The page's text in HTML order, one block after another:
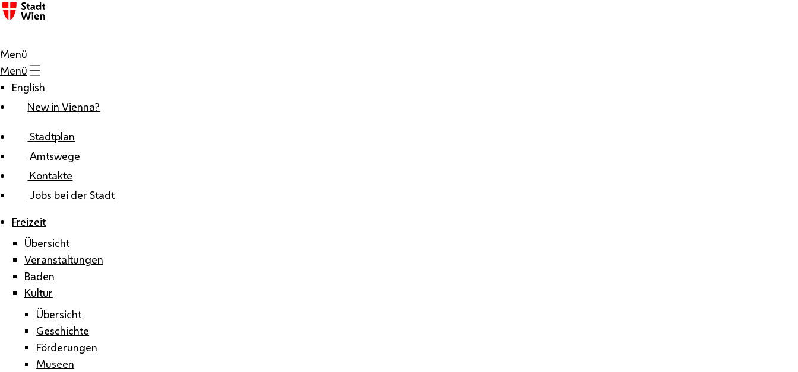
Zum Inhalt
Menü
Menü
English
New in Vienna?
Stadtplan
Amtswege
Kontakte
Jobs bei der Stadt
Freizeit
Übersicht
Veranstaltungen
Baden
Kultur
Übersicht
Geschichte
Förderungen
Museen